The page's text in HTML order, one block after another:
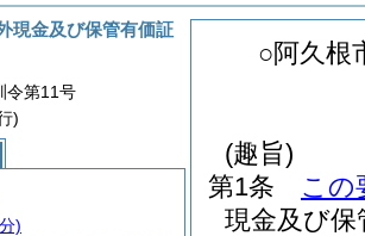
○阿久根
(趣旨)
第1条
この
現金及び保
現金及び保管有価証
第11号
)
)